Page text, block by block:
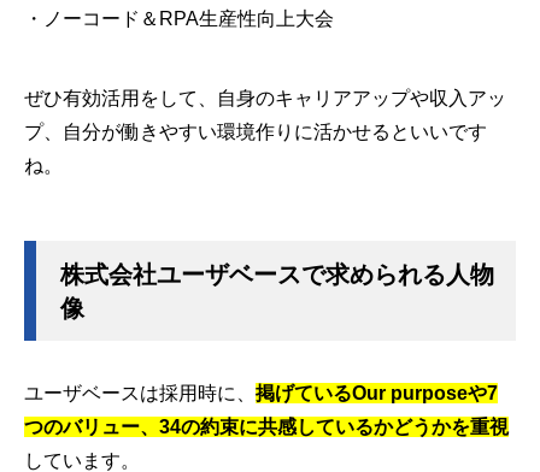
・ノーコード＆RPA生産性向上大会
ぜひ有効活用をして、自身のキャリアアップや収入アッ
プ、自分が働きやすい環境作りに活かせるといいです
ね。
株式会社ユーザベースで求められる人物
像
ユーザベースは採用時に、 掲げているOur purposeや7
つのバリュー、34の約束に共感しているかどうかを重視
しています。